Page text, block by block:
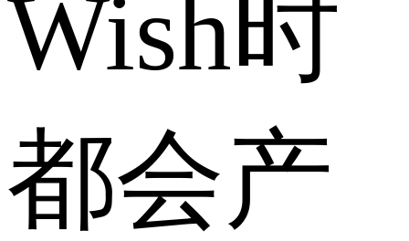
Wish时
都会产